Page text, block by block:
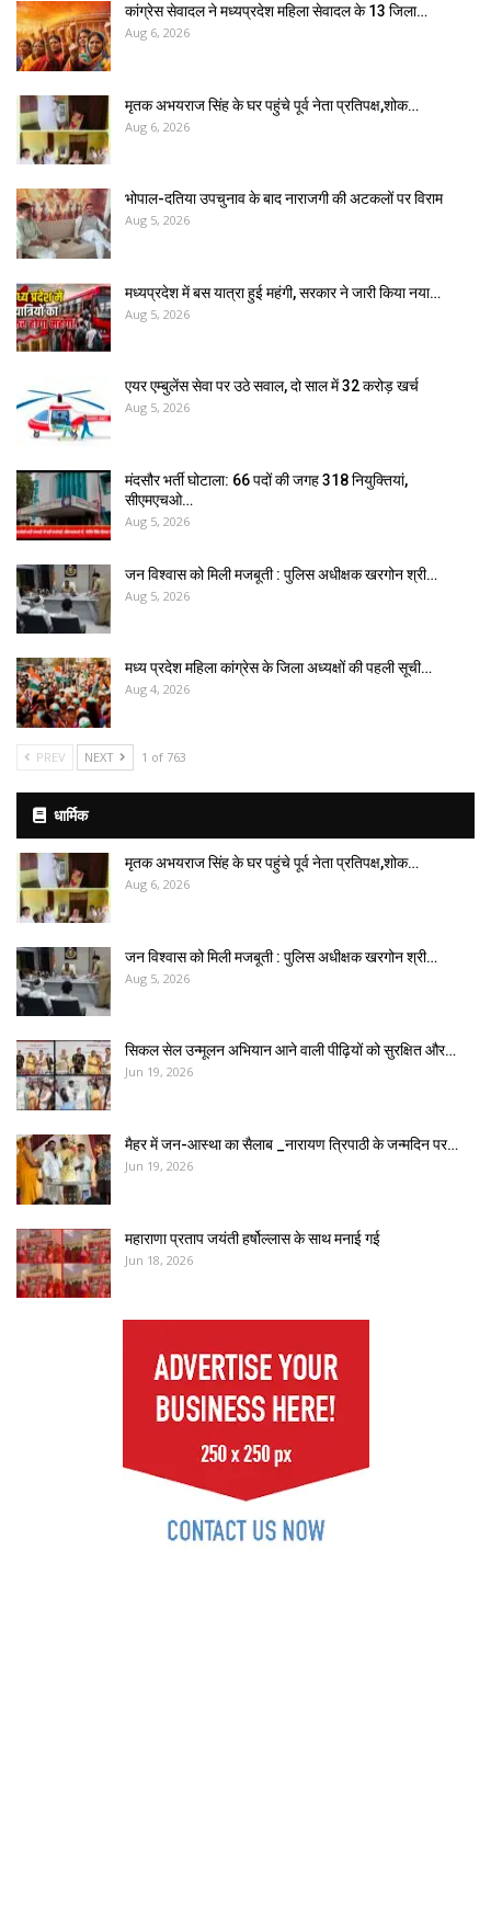
कांग्रेस सेवादल ने मध्यप्रदेश महिला सेवादल के 13 जिला…
Aug 6, 2026
मृतक अभयराज सिंह के घर पहुंचे पूर्व नेता प्रतिपक्ष,शोक…
Aug 6, 2026
भोपाल-दतिया उपचुनाव के बाद नाराजगी की अटकलों पर विराम
Aug 5, 2026
मध्यप्रदेश में बस यात्रा हुई महंगी, सरकार ने जारी किया नया…
Aug 5, 2026
एयर एम्बुलेंस सेवा पर उठे सवाल, दो साल में ₹32 करोड़ खर्च
Aug 5, 2026
मंदसौर भर्ती घोटाला: 66 पदों की जगह 318 नियुक्तियां,
सीएमएचओ…
Aug 5, 2026
जन विश्वास को मिली मजबूती : पुलिस अधीक्षक खरगोन श्री…
Aug 5, 2026
मध्य प्रदेश महिला कांग्रेस के जिला अध्यक्षों की पहली सूची…
Aug 4, 2026
PREV NEXT 1 of 763
धार्मिक
मृतक अभयराज सिंह के घर पहुंचे पूर्व नेता प्रतिपक्ष,शोक…
Aug 6, 2026
जन विश्वास को मिली मजबूती : पुलिस अधीक्षक खरगोन श्री…
Aug 5, 2026
सिकल सेल उन्मूलन अभियान आने वाली पीढ़ियों को सुरक्षित और…
Jun 19, 2026
मैहर में जन-आस्था का सैलाब _नारायण त्रिपाठी के जन्मदिन पर…
Jun 19, 2026
महाराणा प्रताप जयंती हर्षोल्लास के साथ मनाई गई
Jun 18, 2026